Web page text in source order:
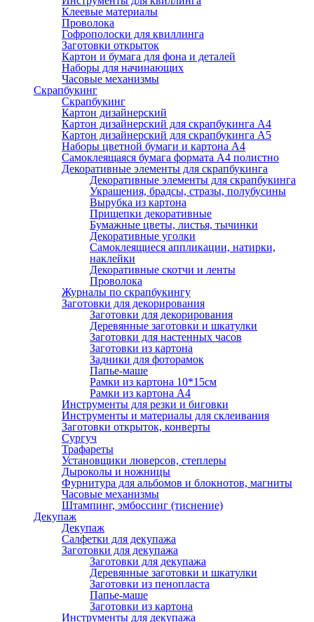
Клеевые материалы
Проволока
Гофрополоски для квиллинга
Заготовки открыток
Картон и бумага для фона и деталей
Наборы для начинающих
Часовые механизмы
Скрапбукинг
Скрапбукинг
Картон дизайнерский
Картон дизайнерский для скрапбукинга А4
Картон дизайнерский для скрапбукинга А5
Наборы цветной бумаги и картона А4
Самоклеящаяся бумага формата А4 полистно
Декоративные элементы для скрапбукинга
Декоративные элементы для скрапбукинга
Украшения, брадсы, стразы, полубусины
Вырубка из картона
Прищепки декоративные
Бумажные цветы, листья, тычинки
Декоративные уголки
Самоклеящиеся аппликации, натирки,
наклейки
Декоративные скотчи и ленты
Проволока
Журналы по скрапбукингу
Заготовки для декорирования
Заготовки для декорирования
Деревянные заготовки и шкатулки
Заготовки для настенных часов
Заготовки из картона
Задники для фоторамок
Папье-маше
Рамки из картона 10*15см
Рамки из картона А4
Инструменты для резки и биговки
Инструменты и материалы для склеивания
Заготовки открыток, конверты
Сургуч
Трафареты
Установщики люверсов, степлеры
Дыроколы и ножницы
Фурнитура для альбомов и блокнотов, магниты
Часовые механизмы
Штампинг, эмбоссинг (тиснение)
Декупаж
Декупаж
Салфетки для декупажа
Заготовки для декупажа
Заготовки для декупажа
Деревянные заготовки и шкатулки
Заготовки из пенопласта
Папье-маше
Заготовки из картона
Инструменты для декупажа